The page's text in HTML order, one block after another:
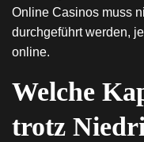
Online Casinos muss
durchgeführt werden,
online.
Welche
trotz